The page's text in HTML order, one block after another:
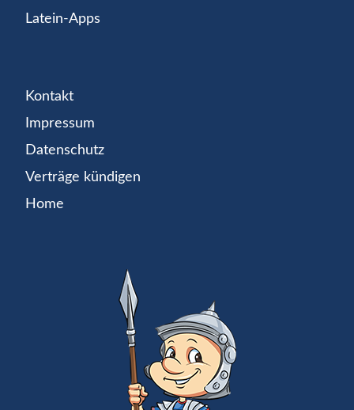
Latein-Apps
Kontakt
Impressum
Datenschutz
Verträge kündigen
Home